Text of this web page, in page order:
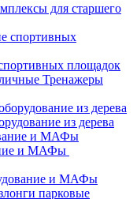
для старшего
площадок
Тренажеры
из дерева
и МАФы
и МАФы